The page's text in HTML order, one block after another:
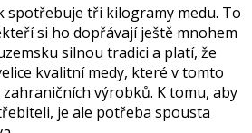
spotřebuje tři kilogramy medu. To
si ho dopřávají ještě mnohem
silnou tradici a platí, že
kvalitní medy, které v tomto
výrobků. K tomu, aby
je ale potřeba spousta